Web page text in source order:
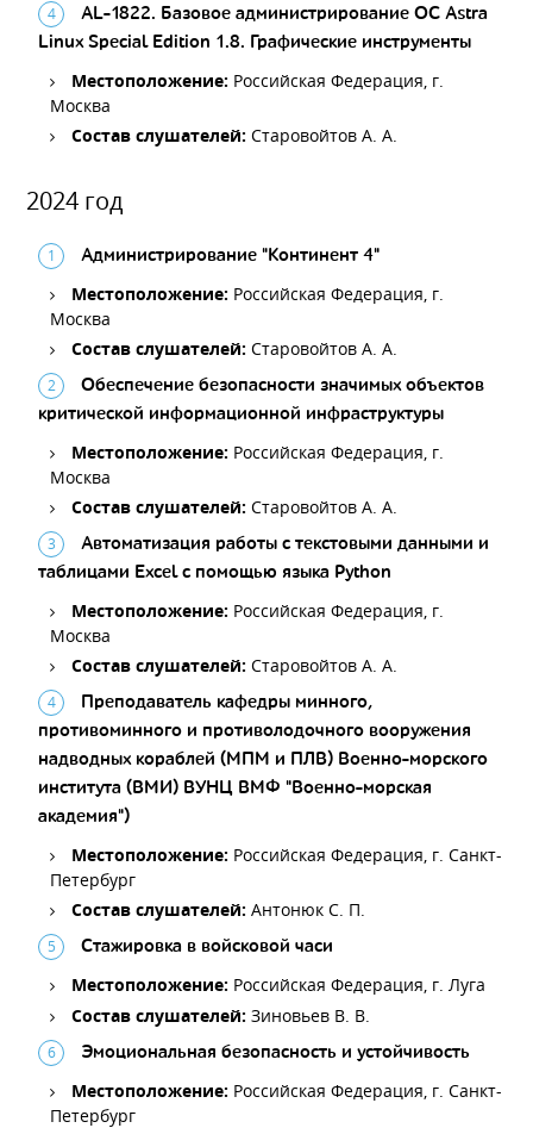
AL-1822. Базовое администрирование ОС Astra
Linux Special Edition 1.8. Графические инструменты
Местоположение: Российская Федерация, г.
Москва
Состав слушателей:Старовойтов А. А.
2024 год
Администрирование "Континент 4"
Местоположение: Российская Федерация, г.
Москва
Состав слушателей:Старовойтов А. А.
Обеспечение безопасности значимых объектов
критической информационной инфраструктуры
Местоположение: Российская Федерация, г.
Москва
Состав слушателей:Старовойтов А. А.
Автоматизация работы с текстовыми данными и
таблицами Excel с помощью языка Python
Местоположение: Российская Федерация, г.
Москва
Состав слушателей:Старовойтов А. А.
Преподаватель кафедры минного,
противоминного и противолодочного вооружения
надводных кораблей (МПМ и ПЛВ) Военно-морского
института (ВМИ) ВУНЦ ВМФ "Военно-морская
академия")
Местоположение: Российская Федерация, г. Санкт-
Петербург
Состав слушателей:Антонюк С. П.
Стажировка в войсковой часи
Местоположение: Российская Федерация, г. Луга
Состав слушателей:Зиновьев В. В.
Эмоциональная безопасность и устойчивость
Местоположение: Российская Федерация, г. Санкт-
Петербург